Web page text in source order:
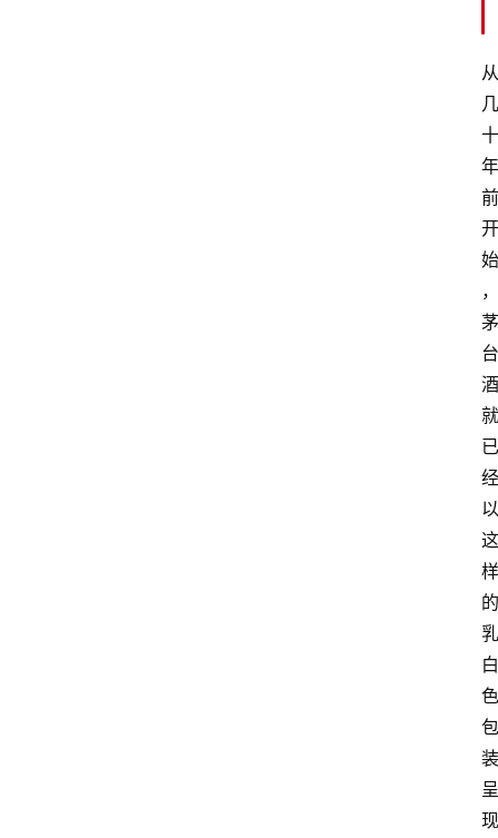
从
几
十
年
前
开
始
，
茅
台
酒
就
已
经
以
这
样
的
乳
白
色
包
装
呈
现